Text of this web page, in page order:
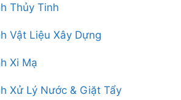
Thủy Tinh
Vật Liệu Xây Dựng
Xi Mạ
Xử Lý Nước & Giặt Tẩy